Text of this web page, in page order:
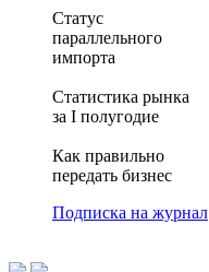
Статус
параллельного
импорта
Статистика рынка
за I полугодие
Как правильно
передать бизнес
Подписка на журнал